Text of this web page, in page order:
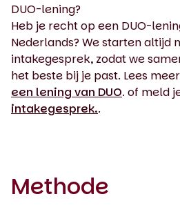
DUO-lening?
Heb je recht op een DUO-
Nederlands? We starten altijd
intakegesprek, zodat we
het beste bij je past. Lees
een lening van DUO. of meld
intakegesprek..
Methode